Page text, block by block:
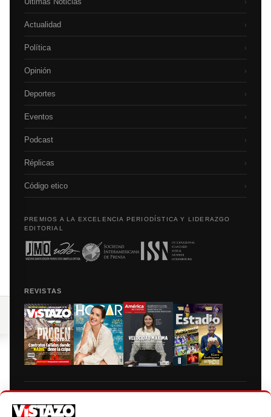
›
Actualidad ›
Política ›
Opinión ›
Deportes ›
Eventos ›
Podcast ›
Réplicas ›
Código etico ›
PREMIOS A LA EXCELENCIA PERIODÍSTICA Y LIDERAZGO
EDITORIAL
REVISTAS
autorización escrita de su titular, de todos los contenidos de Vistazo.com.